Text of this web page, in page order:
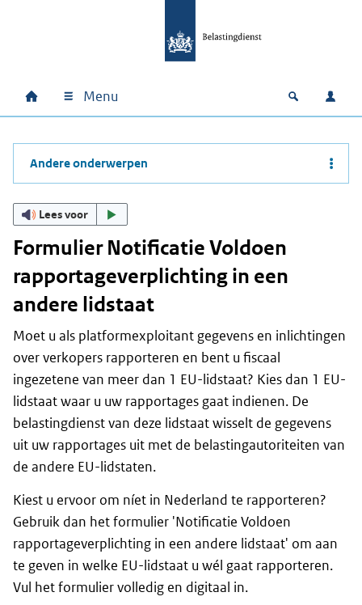
Hoofdnavigatie
Home Menu Open
Andere onderwerpen
Lees voor
Formulier Notificatie Voldoen
rapportageverplichting in een
andere lidstaat
Moet u als platformexploitant gegevens en inlichtingen
over verkopers rapporteren en bent u fiscaal
ingezetene van meer dan 1 EU-lidstaat? Kies dan 1 EU-
lidstaat waar u uw rapportages gaat indienen. De
belastingdienst van deze lidstaat wisselt de gegevens
uit uw rapportages uit met de belastingautoriteiten van
de andere EU-lidstaten.
Kiest u ervoor om níet in Nederland te rapporteren?
Gebruik dan het formulier 'Notificatie Voldoen
rapportageverplichting in een andere lidstaat' om aan
te geven in welke EU-lidstaat u wél gaat rapporteren.
Vul het formulier volledig en digitaal in.